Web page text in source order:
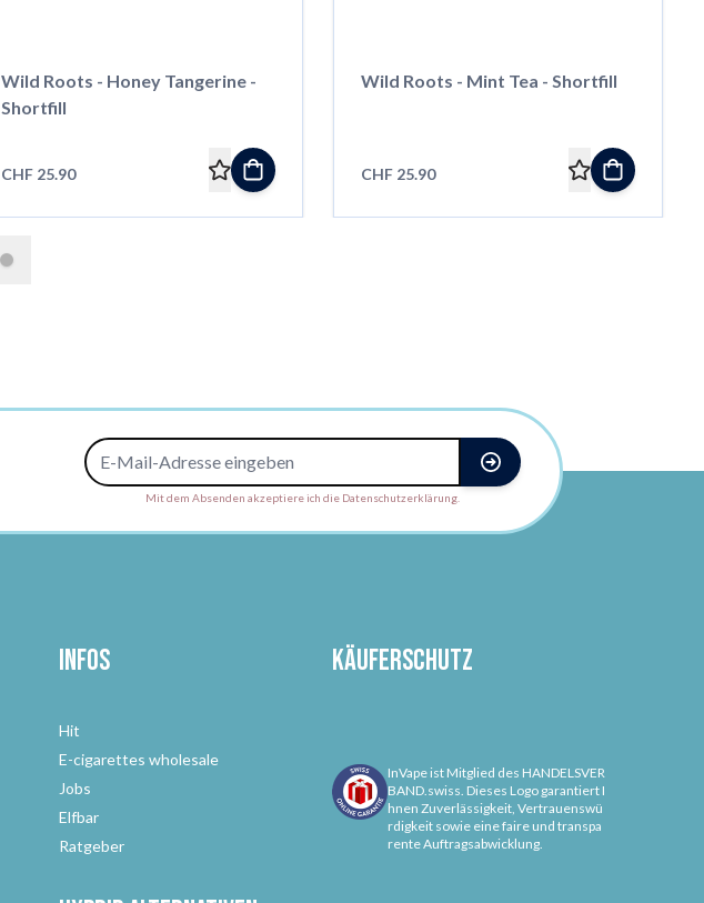
Wild Roots - Honey Tangerine -
Shortfill
CHF 25.90
Wild Roots - Mint Tea - Shortfill
CHF 25.90
E-Mail-Adresse
Mit dem Absenden akzeptiere ich die Datenschutzerklärung.
Infos
Hit
E-cigarettes wholesale
Jobs
Elfbar
Ratgeber
Käuferschutz
InVape ist Mitglied des HANDELSVER
BAND.swiss. Dieses Logo garantiert I
hnen Zuverlässigkeit, Vertrauenswü
rdigkeit sowie eine faire und transpa
rente Auftragsabwicklung.